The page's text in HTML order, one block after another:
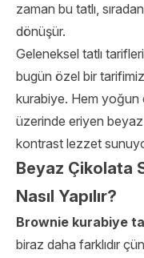
zaman bu tatlı,
dönüşür.
Geleneksel tatlı
bugün özel bir
kurabiye. Hem yoğun
üzerinde eriyen
kontrast lezzet
Beyaz Çikolata
Nasıl Yapılır?
Brownie kurabiye
biraz daha farklıdır